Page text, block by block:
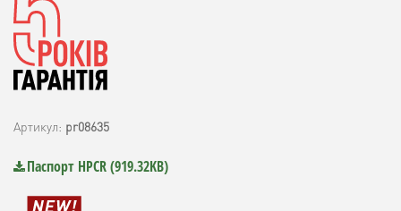
кілька очевидних переваг щодо будь-яких металевих
газових балонів. Даний газовий балон вибухобезпечний,
має малу вагу і ідеально підходить до продуктів TM Enders
за вимогами безпеки і зручності в експлуатації.
інструментів - вручну. Балон HPC research (HPCR)
оснащений запобіжним клапаном надлишкового тиску, що
Артикул: pr08635
Паспорт HPCR (919.32KB)